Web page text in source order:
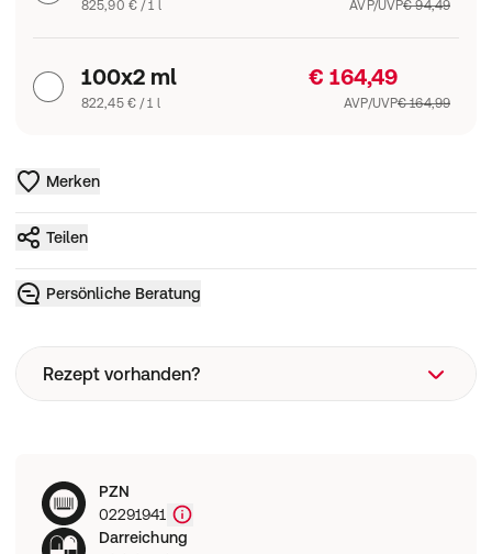
825,90 € / 1 l
AVP/UVP€ 94,49
100x2 ml
822,45 € / 1 l
€ 164,49
AVP/UVP€ 164,99
Merken
Teilen
Persönliche Beratung
Rezept vorhanden?
Wie funktioniert eine Rezeptbestellung?
PZN
02291941
Darreichung